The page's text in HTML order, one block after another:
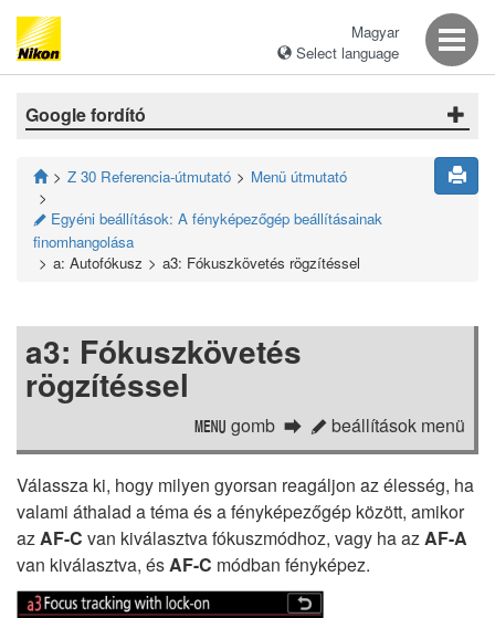
Magyar
Select language
Google fordító
Z 30 Referencia-útmutató Menü útmutató
A Egyéni beállítások: A fényképezőgép beállításainak
finomhangolása
a: Autofókusz
a3: Fókuszkövetés rögzítéssel
a3: Fókuszkövetés
rögzítéssel
G gomb A beállítások menü
Válassza ki, hogy milyen gyorsan reagáljon az élesség, ha
valami áthalad a téma és a fényképezőgép között, amikor
azAF-C van kiválasztva fókuszmódhoz, vagy ha azAF-A
van kiválasztva, ésAF-C módban fényképez.